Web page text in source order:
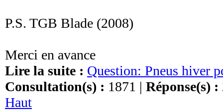
P.S. TGB Blade (2008)
Merci en avance
Lire la suite : Question: Pneus hiver
Consultation(s) : 1871 | Réponse(s) :
Haut